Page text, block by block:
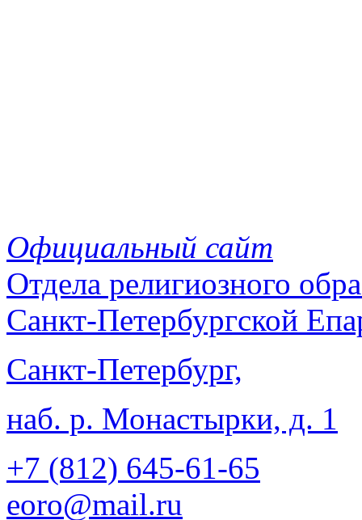
Официальный сайт
Отдела религиозного
Санкт-Петербургской
Санкт-Петербург,
наб. р. Монастырки, д. 1
+7 (812) 645-61-65
eoro@mail.ru